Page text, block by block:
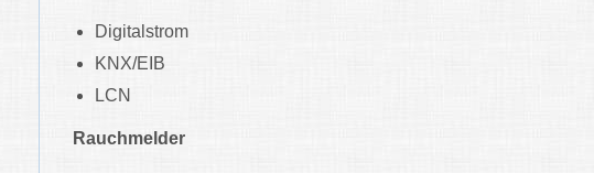
Digitalstrom
KNX/EIB
LCN
Rauchmelder